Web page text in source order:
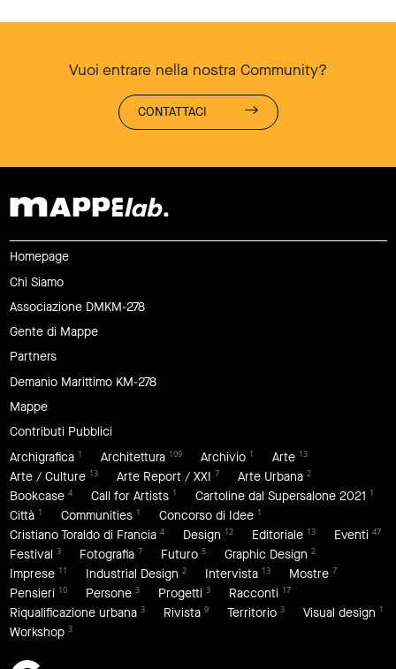
Vuoi entrare nella nostra Community?
CONTATTACI
Homepage
Chi Siamo
Associazione DMKM-278
Gente di Mappe
Partners
Demanio Marittimo KM-278
Mappe
Contributi Pubblici
Archigrafica 1 Architettura 109 Archivio 1 Arte 13
Arte / Culture 13 Arte Report / XXI 7 Arte Urbana 2
Bookcase 4 Call for Artists 1 Cartoline dal Supersalone 2021 1
Città 1 Communities 1 Concorso di Idee 1
Cristiano Toraldo di Francia 4 Design 12 Editoriale 13 Eventi 47
Festival 3 Fotografia 7 Futuro 5 Graphic Design 2
Imprese 11 Industrial Design 2 Intervista 13 Mostre 7
Pensieri 10 Persone 3 Progetti 3 Racconti 17
Riqualificazione urbana 3 Rivista 9 Territorio 3 Visual design 1
Workshop 3